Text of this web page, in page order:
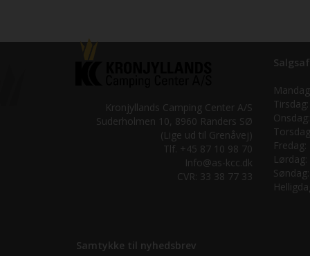
Kronjyllands Camping Center A/S
Suderholmen 10, 8960 Randers SØ
(Lige ud til Grenåvej)
Tlf. +45 87 10 98 70
Info@as-kcc.dk
CVR: 33 38 77 33
Samtykke til nyhedsbrev
Mandag:
Tirsdag:
Onsdag:
Torsdag:
Fredag:
Lørdag:
Søndag: